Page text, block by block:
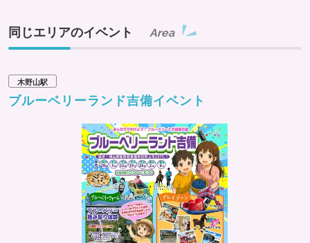
同じエリアのイベント Area
木野山駅
ブルーベリーランド吉備イベント